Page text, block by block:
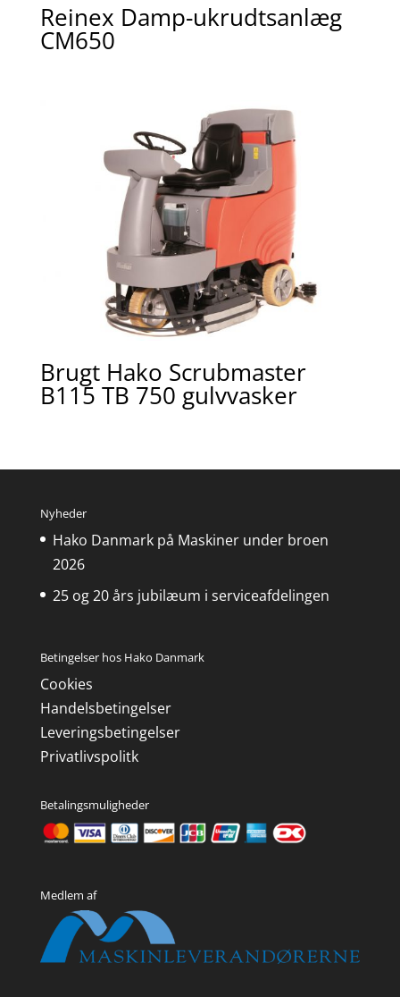
Reinex Damp-ukrudtsanlæg
CM650
Brugt Hako Scrubmaster
B115 TB 750 gulvvasker
Nyheder
Hako Danmark på Maskiner under broen
2026
25 og 20 års jubilæum i serviceafdelingen
Betingelser hos Hako Danmark
Cookies
Handelsbetingelser
Leveringsbetingelser
Privatlivspolitk
Betalingsmuligheder
Medlem af